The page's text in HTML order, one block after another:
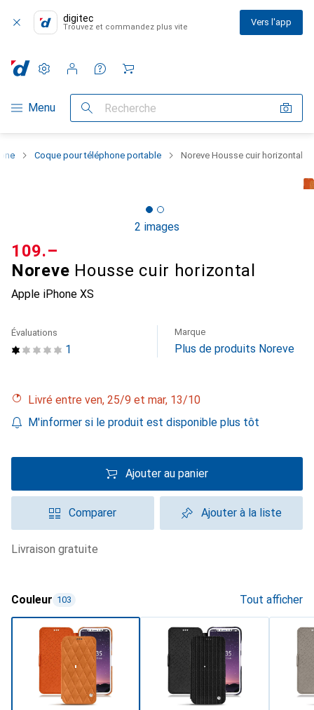
digitec
Trouvez et commandez plus vite Vers l'app
Navigation par catégorie
Menu Recherche
Paramètres
Compte client
Listes de comparaison
Listes d'envies
Panier
Coque pour téléphone portable Noreve Housse cuir horizontal
2 images
Noreve Housse cuir horizontal
Apple iPhone XS
CHF
109.–
1
Évaluations Marque
Plus de produits Noreve
Livré entre ven, 25/9 et mar, 13/10
M'informer si le produit est disponible plus tôt
Ajouter au panier
Comparer Ajouter à la liste
livraison gratuite
Couleur 103 Tout afficher